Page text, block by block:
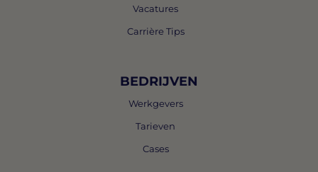
Vacatures
Carrière Tips
BEDRIJVEN
Werkgevers
Tarieven
Cases